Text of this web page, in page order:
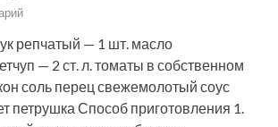
репчатый — 1 шт. масло
— 2 ст. л. томаты в собственном
соль перец свежемолотый соус
петрушка Способ приготовления 1.